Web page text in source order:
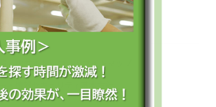
の豆知識お問い合わせ
このサイトについて
サイトマップ
・情報セキュリティ基本方針